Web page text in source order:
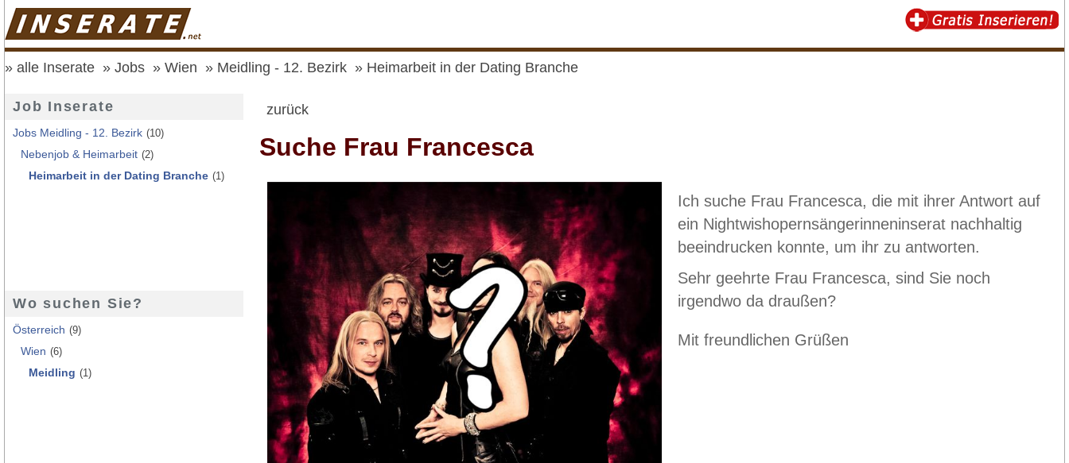
alle Inserate Jobs Wien Meidling - 12. Bezirk Heimarbeit in der Dating Branche
zurück
Suche Frau Francesca
Ich suche Frau Francesca, die mit ihrer Antwort auf
ein Nightwishopernsängerinneninserat nachhaltig
beeindrucken konnte, um ihr zu antworten.
Sehr geehrte Frau Francesca, sind Sie noch
irgendwo da draußen?
Mit freundlichen Grüßen
Job Inserate
Jobs Meidling - 12. Bezirk (10)
Nebenjob & Heimarbeit (2)
Heimarbeit in der Dating Branche (1)
Wo suchen Sie?
Österreich (9)
Wien (6)
Meidling (1)